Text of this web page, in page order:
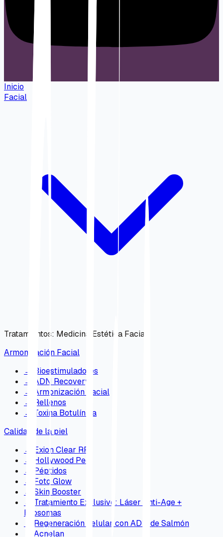
Inicio
Facial
Tratamientos: Medicina Estética Facial
Armonización Facial
→
Bioestimuladores
→
ADN Recovery
→
Armonización Facial
→
Rellenos
→
Toxina Botulínica
Calidad de la piel
→
Exion Clear RF
→
Hollywood Peel
→
Péptidos
→
Foto Glow
→
Skin Booster
→ Tratamiento Exclusivo: Láser Anti-Age +
Exosomas
Regeneración celular con ADN de Salmón
Acnelan